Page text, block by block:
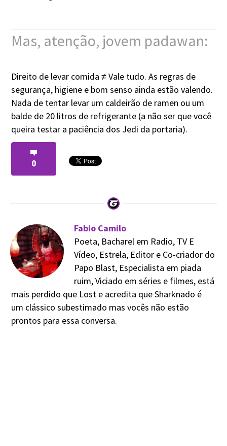
Mas, atenção, jovem padawan:
Direito de levar comida ≠ Vale tudo. As regras de
segurança, higiene e bom senso ainda estão valendo.
Nada de tentar levar um caldeirão de ramen ou um
balde de 20 litros de refrigerante (a não ser que você
queira testar a paciência dos Jedi da portaria).
0
Fabio Camilo
Poeta, Bacharel em Radio, TV E
Vídeo, Estrela, Editor e Co-criador do
Papo Blast, Especialista em piada
ruim, Viciado em séries e filmes, está
mais perdido que Lost e acredita que Sharknado é
um clássico subestimado mas vocês não estão
prontos para essa conversa.